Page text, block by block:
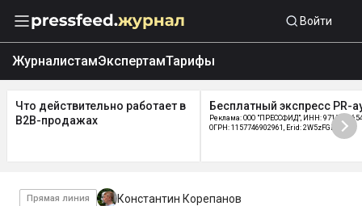
Войти
ЖурналистамЭкспертамТарифы
Что действительно работает в
B2B-продажах
Бесплатный экспресс PR-
Реклама: ООО "ПРЕССФИД", ИНН:
ОГРН: 1157746902961, Erid: 2W5zFGDycPz
Прямая линия Константин Корепанов